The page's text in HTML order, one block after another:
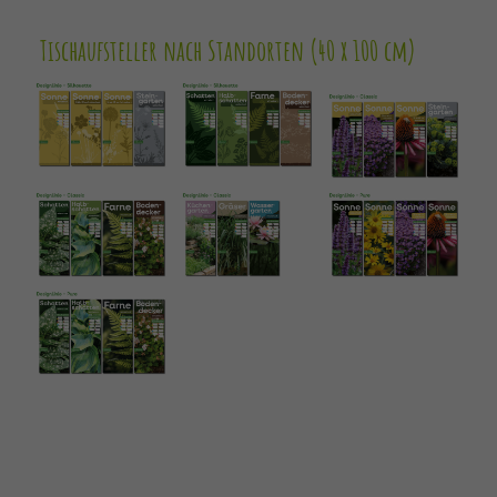
Tischaufsteller nach Standorten (40 x 100 cm)